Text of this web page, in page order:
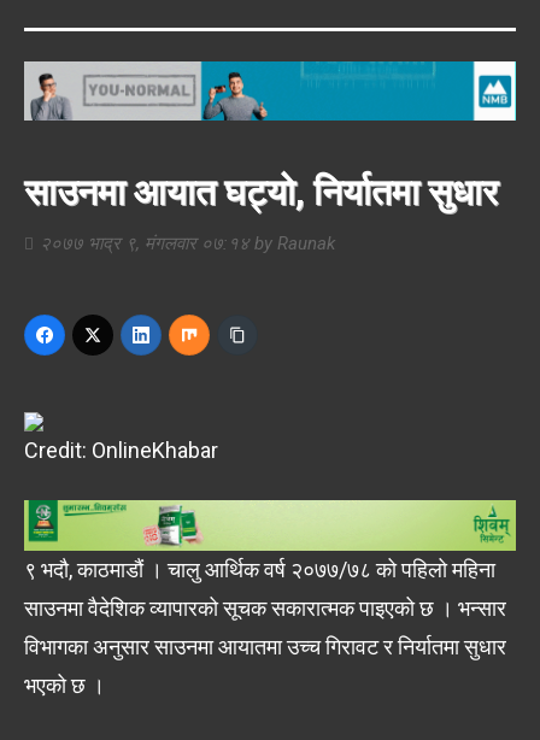
साउनमा आयात घट्यो, निर्यातमा सुधार
२०७७ भाद्र ९, मंगलवार ०७:१४ by Raunak
Credit: OnlineKhabar
९ भदौ, काठमाडौं । चालु आर्थिक वर्ष २०७७/७८ को पहिलो महिना
साउनमा वैदेशिक व्यापारको सूचक सकारात्मक पाइएको छ । भन्सार
विभागका अनुसार साउनमा आयातमा उच्च गिरावट र निर्यातमा सुधार
भएको छ ।